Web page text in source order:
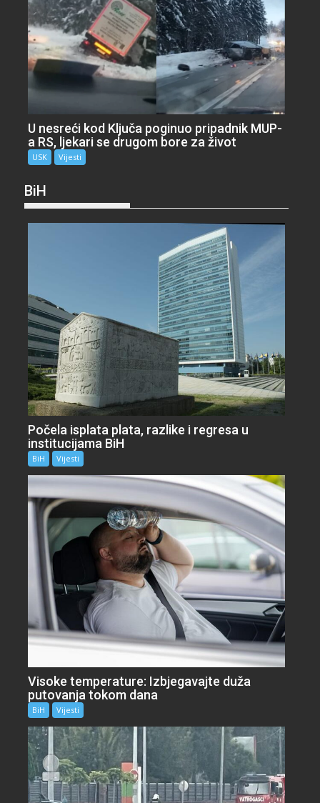
U nesreći kod Ključa poginuo pripadnik MUP-
a RS, ljekari se drugom bore za život
USK Vijesti
BiH
Počela isplata plata, razlike i regresa u
institucijama BiH
BiH Vijesti
Visoke temperature: Izbjegavajte duža
putovanja tokom dana
BiH Vijesti